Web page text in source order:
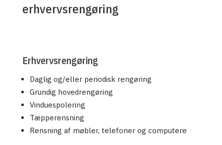
erhvervsrengøring
Erhvervsrengøring
Daglig og/eller periodisk rengøring
Grundig hovedrengøring
Vinduespolering
Tæpperensning
Rensning af møbler, telefoner og computere